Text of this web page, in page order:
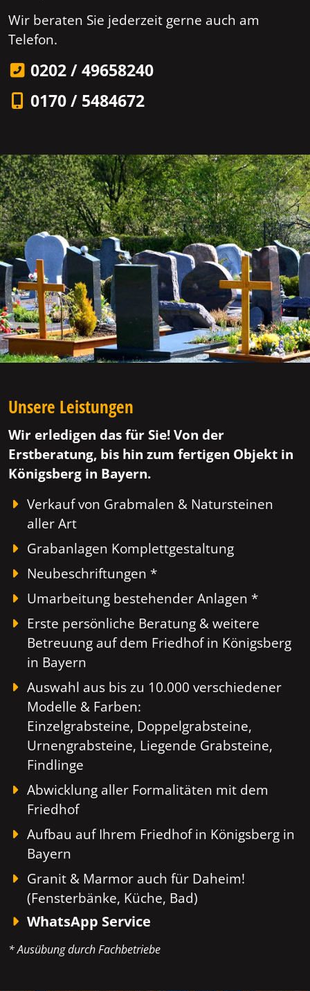
Wir beraten Sie jederzeit gerne auch am
Telefon.
0202 / 49658240
0170 / 5484672
Unsere Leistungen
Wir erledigen das für Sie! Von der
Erstberatung, bis hin zum fertigen Objekt in
Königsberg in Bayern.
Verkauf von Grabmalen & Natursteinen
aller Art
Grabanlagen Komplettgestaltung
Neubeschriftungen *
Umarbeitung bestehender Anlagen *
Erste persönliche Beratung & weitere
Betreuung auf dem Friedhof in Königsberg
in Bayern
Auswahl aus bis zu 10.000 verschiedener
Modelle & Farben:
Einzelgrabsteine, Doppelgrabsteine,
Urnengrabsteine, Liegende Grabsteine,
Findlinge
Abwicklung aller Formalitäten mit dem
Friedhof
Aufbau auf Ihrem Friedhof in Königsberg in
Bayern
Granit & Marmor auch für Daheim!
(Fensterbänke, Küche, Bad)
WhatsApp Service
* Ausübung durch Fachbetriebe